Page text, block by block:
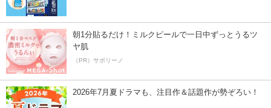
朝1分貼るだけ！ミルクピールで一日中ずっとうるツ
ヤ肌
（PR）サボリーノ
2026年7月夏ドラマも、注目作＆話題作が勢ぞろい！